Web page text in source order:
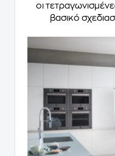
οι
βασικό